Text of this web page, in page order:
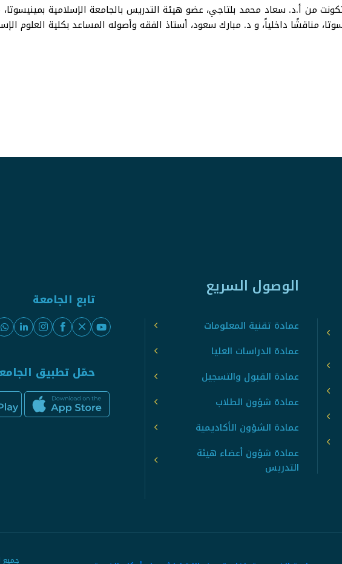
تكونت من أ.د. سعاد محمد بلتاجي، عضو هيئة التدريس بالجامعة الإسلامية
مناقشًا داخلياً، و د. مبارك سعود، أستاذ الفقه وأصوله المساعد بكلية العلوم
الوصول السريع
عمادة تقنية المعلومات
عمادة الدراسات العليا
عمادة القبول والتسجيل
عمادة شؤون الطلاب
عمادة الشؤون الأكاديمية
عمادة شؤون أعضاء هيئة
التدريس
تابع الجامعة
حمّل تطبيق